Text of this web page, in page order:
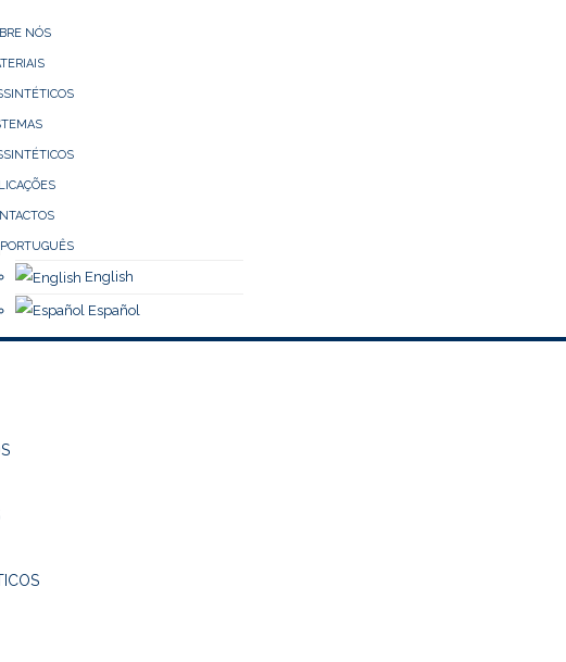
NÓS
English
Español